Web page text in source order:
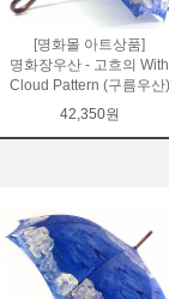
[명화몰 아트상품]
명화장우산 - 고흐의 With
Cloud Pattern (구름우산)
42,350원